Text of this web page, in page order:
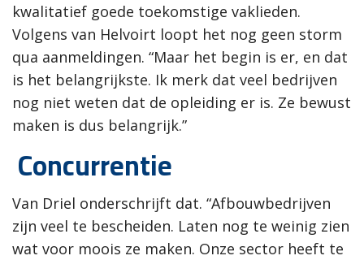
kwalitatief goede toekomstige vaklieden.
Volgens van Helvoirt loopt het nog geen storm
qua aanmeldingen. “Maar het begin is er, en dat
is het belangrijkste. Ik merk dat veel bedrijven
nog niet weten dat de opleiding er is. Ze bewust
maken is dus belangrijk.”
Concurrentie
Van Driel onderschrijft dat. “Afbouwbedrijven
zijn veel te bescheiden. Laten nog te weinig zien
wat voor moois ze maken. Onze sector heeft te